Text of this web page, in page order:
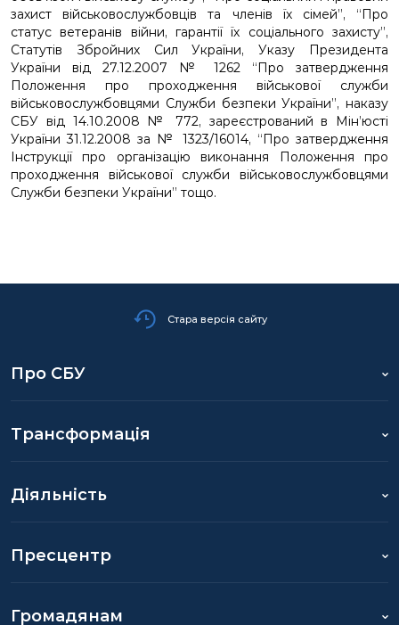
захист військовослужбовців та членів їх сімей”, “Про
статус ветеранів війни, гарантії їх соціального захисту”,
Статутів Збройних Сил України, Указу Президента
України від 27.12.2007 № 1262 “Про затвердження
Положення про проходження військової служби
військовослужбовцями Служби безпеки України”, наказу
СБУ від 14.10.2008 № 772, зареєстрований в Мін’юсті
України 31.12.2008 за № 1323/16014, “Про затвердження
Інструкції про організацію виконання Положення про
проходження військової служби військовослужбовцями
Служби безпеки України” тощо.
Стара версія сайту
Про СБУ
Трансформація
Діяльність
Пресцентр
Громадянам